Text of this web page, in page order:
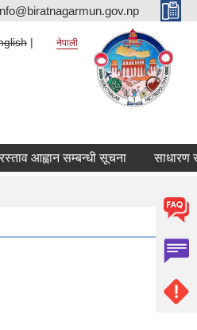
नेपाली
आह्वान सम्बन्धी सूचना साधारण